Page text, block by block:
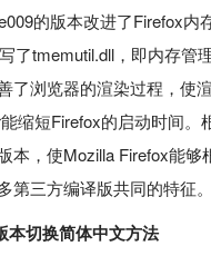
的版本改进了Firefox内
了tmemutil.dll，即内存管
了浏览器的渲染过程，使
缩短Firefox的启动时间。
本，使Mozilla Firefox能够
第三方编译版共同的特征。
本切换简体中文方法